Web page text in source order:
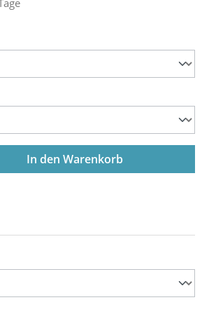
gewünschten Wert
In den Warenkorb